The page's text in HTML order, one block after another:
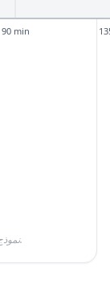
90 min
نموذج تقديري — تختلف الاستجابات الفردية. ليس نصيحة طبية.